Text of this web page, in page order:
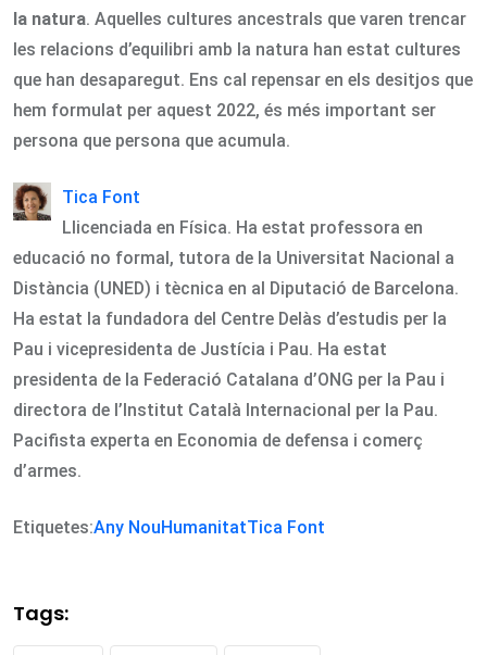
la natura. Aquelles cultures ancestrals que varen trencar
les relacions d’equilibri amb la natura han estat cultures
que han desaparegut. Ens cal repensar en els desitjos que
hem formulat per aquest 2022, és més important ser
persona que persona que acumula.
Tica Font
Llicenciada en Física. Ha estat professora en
educació no formal, tutora de la Universitat Nacional a
Distància (UNED) i tècnica en al Diputació de Barcelona.
Ha estat la fundadora del Centre Delàs d’estudis per la
Pau i vicepresidenta de Justícia i Pau. Ha estat
presidenta de la Federació Catalana d’ONG per la Pau i
directora de l’Institut Català Internacional per la Pau.
Pacifista experta en Economia de defensa i comerç
d’armes.
Etiquetes:Any NouHumanitatTica Font
Tags: